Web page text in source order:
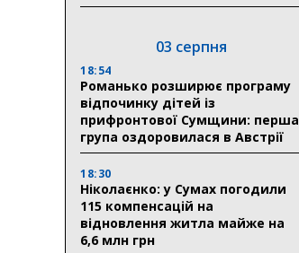
03 серпня
18:54
Романько розширює програму
відпочинку дітей із
прифронтової Сумщини: перша
група оздоровилася в Австрії
18:30
Ніколаєнко: у Сумах погодили
115 компенсацій на
відновлення житла майже на
6,6 млн грн